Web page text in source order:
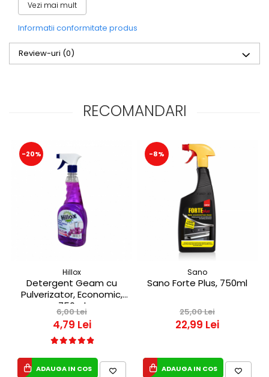
Distribution- calitate premium, nu lasa scame si este
economica.
Vezi mai mult
Informatii conformitate produs
Review-uri (0)
RECOMANDARI
-20%
Hillox
Detergent Geam cu
Pulverizator, Economic,
750ml
6,00 Lei
4,79 Lei
ADAUGA IN COS
-8%
Sano
Sano Forte Plus, 750ml
25,00 Lei
22,99 Lei
ADAUGA IN COS